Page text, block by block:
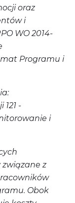
oraz
i
WO 2014-
Programu i
-
i
z
Obok